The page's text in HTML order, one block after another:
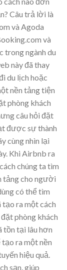
Câu trả lời là
và Agoda
và
trong ngành du
này đã thay
du lịch hoặc
nền tảng tiện
phòng khách
câu hỏi đặt
được sự thành
cùng nhìn lại
Khi Airbnb ra
chúng ta tìm
tảng cho người
có thể tìm
tạo ra một cách
phòng khách
tồn tại lâu hơn
tạo ra một nền
hiệu quả.
sạn, giúp